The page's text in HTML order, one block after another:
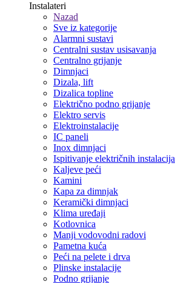
Instalateri
Nazad
Sve iz kategorije
Alarmni sustavi
Centralni sustav usisavanja
Centralno grijanje
Dimnjaci
Dizala, lift
Dizalica topline
Električno podno grijanje
Elektro servis
Elektroinstalacije
IC paneli
Inox dimnjaci
Ispitivanje električnih instalacija
Kaljeve peći
Kamini
Kapa za dimnjak
Keramički dimnjaci
Klima uređaji
Kotlovnica
Manji vodovodni radovi
Pametna kuća
Peći na pelete i drva
Plinske instalacije
Podno grijanje